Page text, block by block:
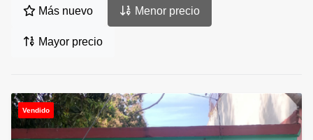
Más nuevo Menor precio
Mayor precio
Vendido